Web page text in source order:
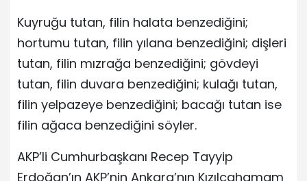
Kuyruğu tutan, filin halata benzediğini;
hortumu tutan, filin yılana benzediğini; dişleri
tutan, filin mızrağa benzediğini; gövdeyi
tutan, filin duvara benzediğini; kulağı tutan,
filin yelpazeye benzediğini; bacağı tutan ise
filin ağaca benzediğini söyler.
AKP’li Cumhurbaşkanı Recep Tayyip
Erdoğan’ın AKP’nin Ankara’nın Kızılcahamam